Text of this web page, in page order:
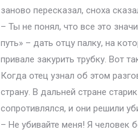
заново пересказал, сноха
– Ты не понял, что все это
путь» – дать отцу палку, на
привале закурить трубку. Вот
Когда отец узнал об этом
страну. В дальней стране
сопротивлялся, и они решили
– Не убивайте меня! Я человек